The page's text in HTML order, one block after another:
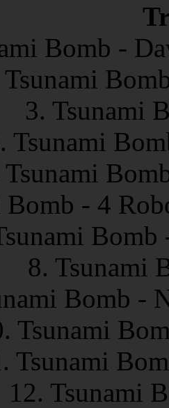
Bomb -
Tsunami
3. Tsunami
Tsunami
Tsunami
Bomb - 4
8. Tsunami
Bomb -
Tsunami
Tsunami
12. Tsunami